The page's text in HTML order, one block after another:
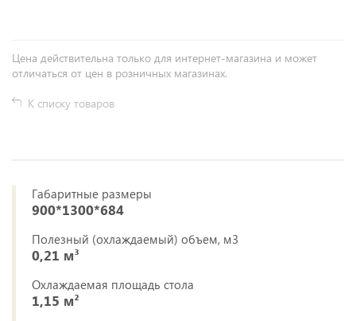
Цена действительна только для интернет-магазина и может
отличаться от цен в розничных магазинах.
К списку товаров
Габаритные размеры
900*1300*684
Полезный (охлаждаемый) объем, м3
0,21 м³
Охлаждаемая площадь стола
1,15 м²